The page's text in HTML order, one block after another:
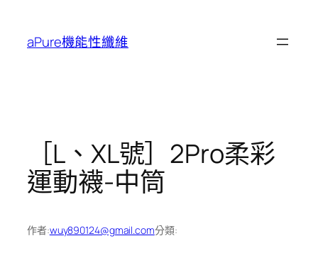
aPure機能性纖維
［L、XL號］2Pro柔彩
運動襪-中筒
作者:wuy890124@gmail.com分類: